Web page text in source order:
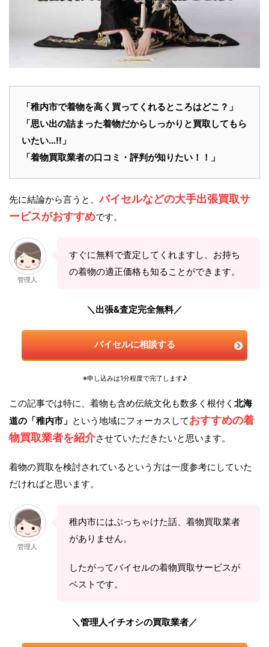
「稚内市で着物を高く買ってくれるところはどこ？」
「思い出の詰まった着物だからしっかりと買取してもら
いたい…!!」
「着物買取業者の口コミ・評判が知りたい！！」
先に結論から言うと、バイセルなどの大手出張買取サ
ービスがおすすめです。
管理人
すぐに無料で査定してくれますし、お持ち
の着物の適正価格も知ることができます。
＼出張&査定完全無料／
バイセルに相談する
※申し込みは1分程度で完了します♪
この記事では特に、着物も含め伝統文化も数多く根付く 北海
道の「稚内市」 という地域にフォーカスしておすすめの着
物買取業者を紹介させていただきたいと思います。
着物の買取を検討されているという方は一度参考にしていた
だければと思います。
管理人
稚内市にはぶっちゃけた話、着物買取業者
がありません。
したがってバイセルの着物買取サービスが
ベストです。
＼管理人イチオシの買取業者／